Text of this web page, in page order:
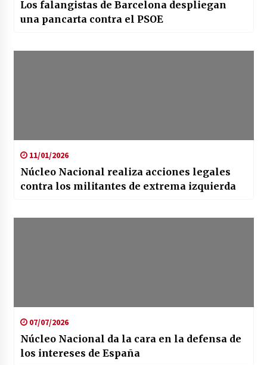
Los falangistas de Barcelona despliegan
una pancarta contra el PSOE
11/01/2026
Núcleo Nacional realiza acciones legales
contra los militantes de extrema izquierda
07/07/2026
Núcleo Nacional da la cara en la defensa de
los intereses de España